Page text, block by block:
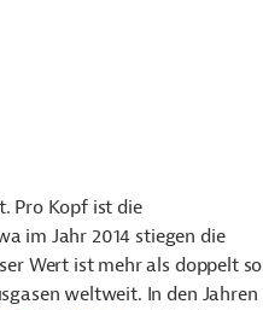
Pro Kopf ist die
im Jahr 2014 stiegen die
Wert ist mehr als doppelt so
weltweit. In den Jahren